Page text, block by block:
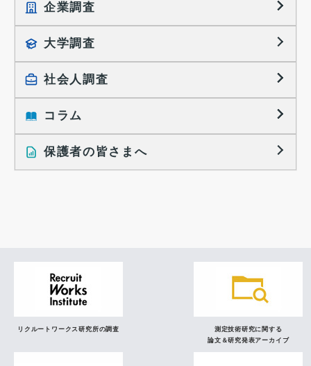
就職プロセス調査
就職活動TOPICS
大学生の実態調査
働きたい組織の特徴
大学生の地域間移動レポート
就職活動に関するレポート
企業調査
採用に関する調査
採用活動に関するレポート
大学調査
社会人調査
就職活動と入社後の就業
就業レディネス研究
コラム
インタビュー記事
保護者の皆さまへ
リクルートワークス研究所の調査
測定技術研究に関する
論文＆研究発表アーカイブ